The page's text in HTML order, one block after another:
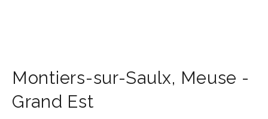
Montiers-sur-Saulx, Meuse -
Grand Est